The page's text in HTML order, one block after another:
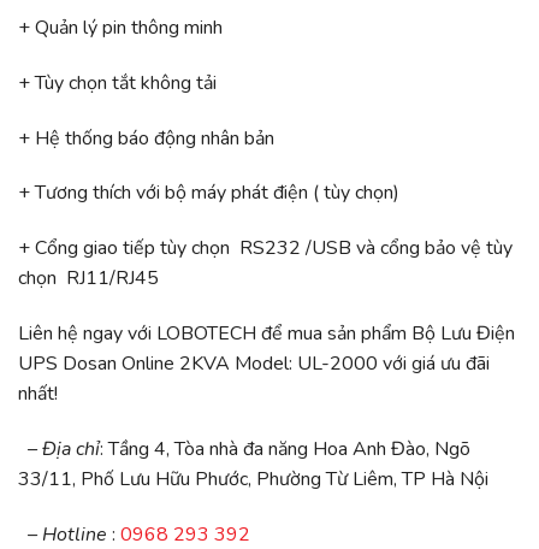
+ Quản lý pin thông minh
+ Tùy chọn tắt không tải
+ Hệ thống báo động nhân bản
+ Tương thích với bộ máy phát điện ( tùy chọn)
+ Cổng giao tiếp tùy chọn RS232 /USB và cổng bảo vệ tùy
chọn RJ11/RJ45
Liên hệ ngay với LOBOTECH để mua sản phẩm Bộ Lưu Điện
UPS Dosan Online 2KVA Model: UL-2000 với giá ưu đãi
nhất!
– Địa chỉ: Tầng 4, Tòa nhà đa năng Hoa Anh Đào, Ngõ
33/11, Phố Lưu Hữu Phước, Phường Từ Liêm, TP Hà Nội
– Hotline : 0968 293 392